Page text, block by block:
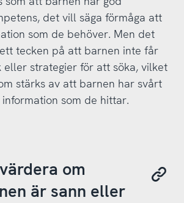
det vill säga förmåga att
som de behöver. Men det
tecken på att barnen inte får
eller strategier för att söka, vilket
stärks av att barnen har svårt
som de hittar.
om
är sann eller